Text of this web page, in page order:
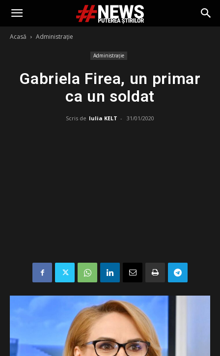
Acasă Administrație
Administrație
Gabriela Firea, un primar
ca un soldat
Scris de Iulia KELT - 31/01/2020